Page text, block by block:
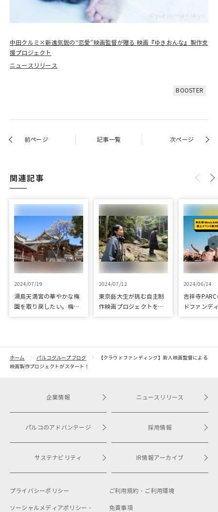
中田クルミ×新進気鋭の“恋愛”映画監督が贈る 映画『ゆきおんな』製作支
援プロジェクト
ニュースリリース
BOOSTER
前ページ 記事一覧 次ページ
関連記事
2024/07/19
湯島天満宮の華やかな梅
園を取り戻したい。梅園
2024/07/12
東京藝大生が挑む自主制
作映画プロジェクトをク
2024/06/14
吉祥寺
ドファンデ
ホーム パルコグループブログ
【クラウドファンディング】新人映画監督による
映画製作プロジェクトがスタート！
企業情報
パルコのアドバンテージ
サステナビリティ
ニュースリリース
採用情報
IR情報アーカイブ
プライバシーポリシー ご利用規約・ ご利用環境
ソーシャルメディアポリシー・ 免責事項